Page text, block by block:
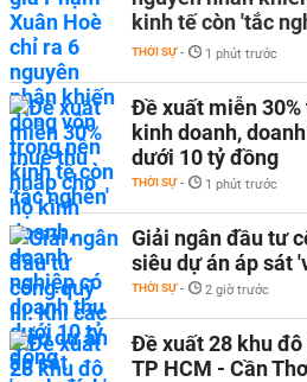
kinh tế còn 'tắc
THỜI SỰ - 1 phút trước
Đề xuất miễn
kinh doanh,
dưới 10 tỷ đồng
THỜI SỰ - 1 phút trước
Giải ngân đầu tư
siêu dự án áp sát
THỜI SỰ - 2 giờ trước
Đề xuất 28 khu
TP HCM - Cần Thơ